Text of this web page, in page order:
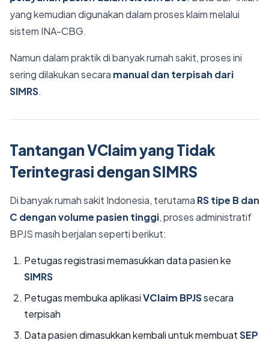
yang kemudian digunakan dalam proses klaim melalui
sistem INA-CBG.
Namun dalam praktik di banyak rumah sakit, proses ini
sering dilakukan secara manual dan terpisah dari
SIMRS.
Tantangan VClaim yang Tidak
Terintegrasi dengan SIMRS
Di banyak rumah sakit Indonesia, terutama RS tipe B dan
C dengan volume pasien tinggi, proses administratif
BPJS masih berjalan seperti berikut:
Petugas registrasi memasukkan data pasien ke
SIMRS
Petugas membuka aplikasiVClaim BPJSsecara
terpisah
Data pasien dimasukkan kembali untuk membuatSEP